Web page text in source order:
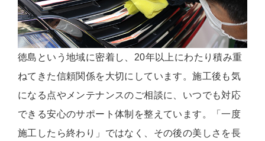
徳島という地域に密着し、20年以上にわたり積み重
ねてきた信頼関係を大切にしています。施工後も気
になる点やメンテナンスのご相談に、いつでも対応
できる安心のサポート体制を整えています。「一度
施工したら終わり」ではなく、その後の美しさを長